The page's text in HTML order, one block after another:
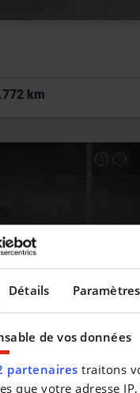
Détails
de vos données
partenaires traitons
que votre adresse
km
(MY24)